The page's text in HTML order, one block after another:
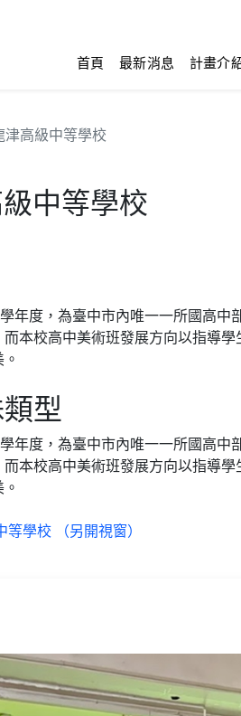
首頁 最新消息 計畫介
津高級中等學校
中等學校
年度，為臺中市內唯一一所國高
本校高中美術班發展方向以指導
型
年度，為臺中市內唯一一所國高
本校高中美術班發展方向以指導
學校 （另開視窗）